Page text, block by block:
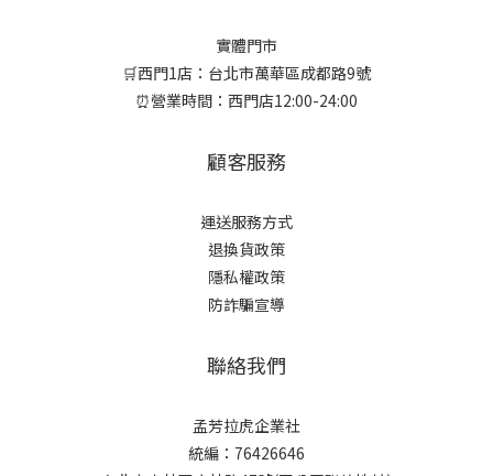
實體門市
🛒西門1店：台北市萬華區成都路9號
⏰營業時間：西門店12:00-24:00
顧客服務
運送服務方式
退換貨政策
隱私權政策
防詐騙宣導
聯絡我們
孟芳拉虎企業社
統編：76426646